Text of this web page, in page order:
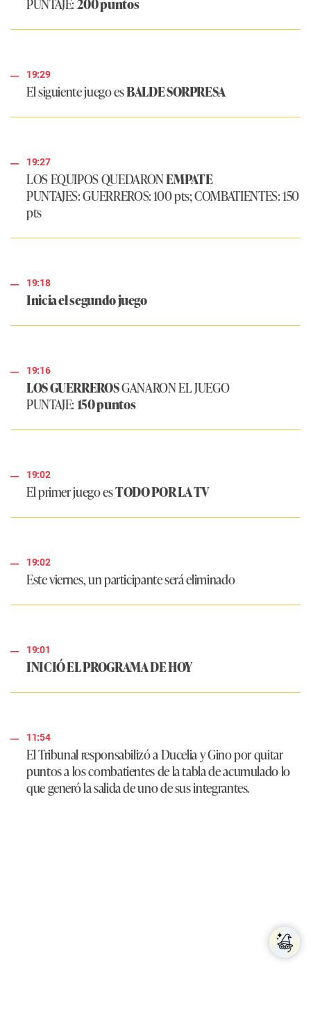
19:29
El siguiente juego esBALDE SORPRESA
19:27
LOS EQUIPOS QUEDARONEMPATE
PUNTAJES: GUERREROS: 100 pts; COMBATIENTES: 150
pts
19:18
Inicia el segundo juego
19:16
LOS GUERREROSGANARON EL JUEGO
PUNTAJE:150 puntos
19:02
El primer juego esTODO POR LA TV
19:02
Este viernes, un participante será eliminado
19:01
INICIÓ EL PROGRAMA DE HOY
11:54
El Tribunal responsabilizó a Ducelia y Gino por quitar
puntos a los combatientes de la tabla de acumulado lo
que generó la salida de uno de sus integrantes.